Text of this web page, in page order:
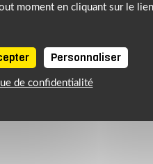
moment en cliquant sur le
Personnaliser
de confidentialité